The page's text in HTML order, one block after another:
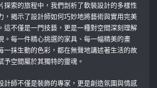
探索的旅程中，我們剖析了軟裝設計的多樣性
，揭示了設計師如何巧妙地將藝術與實用完美
這不僅是一門技藝，更是一種對空間深刻理解
。每一件精心挑選的家具、每一幅精美的畫
一抹生動的色彩，都在無聲地講述著生活的故
予空間屬於其獨特的靈魂。
計師不僅是裝飾的專家，更是創造氛圍與情感